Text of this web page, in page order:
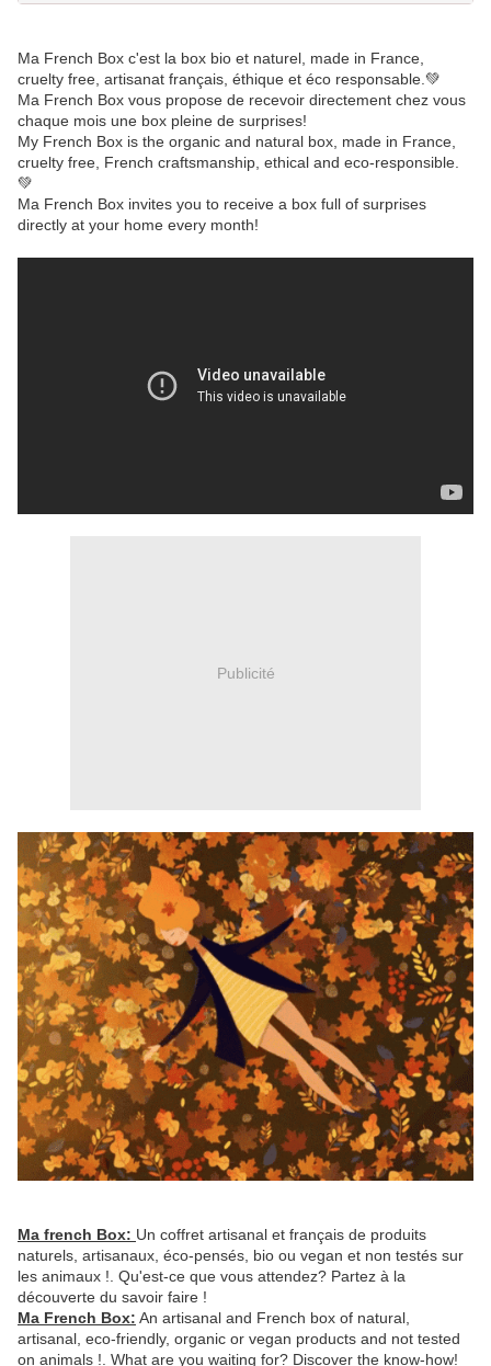
Ma French Box c'est la box bio et naturel, made in France,
cruelty free, artisanat français, éthique et éco responsable.💚
Ma French Box vous propose de recevoir directement chez vous
chaque mois une box pleine de surprises!
My French Box is the organic and natural box, made in France,
cruelty free, French craftsmanship, ethical and eco-responsible.
💚
Ma French Box invites you to receive a box full of surprises
directly at your home every month!
Publicité
Ma french Box: Un coffret artisanal et français de produits
naturels, artisanaux, éco-pensés, bio ou vegan et non testés sur
les animaux !. Qu'est-ce que vous attendez? Partez à la
découverte du savoir faire !
Ma French Box: An artisanal and French box of natural,
artisanal, eco-friendly, organic or vegan products and not tested
on animals !. What are you waiting for? Discover the know-how!